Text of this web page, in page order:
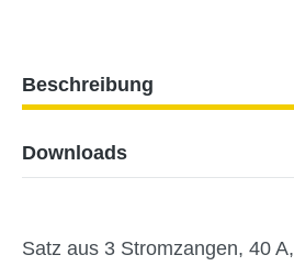
Beschreibung
Downloads
Satz aus 3 Stromzangen, 40 A,